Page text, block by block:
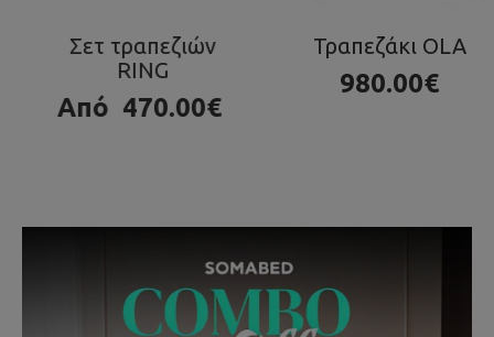
Τραπεζάκι OLA
980.00€
Τραπέζι Seventy
1280.00€